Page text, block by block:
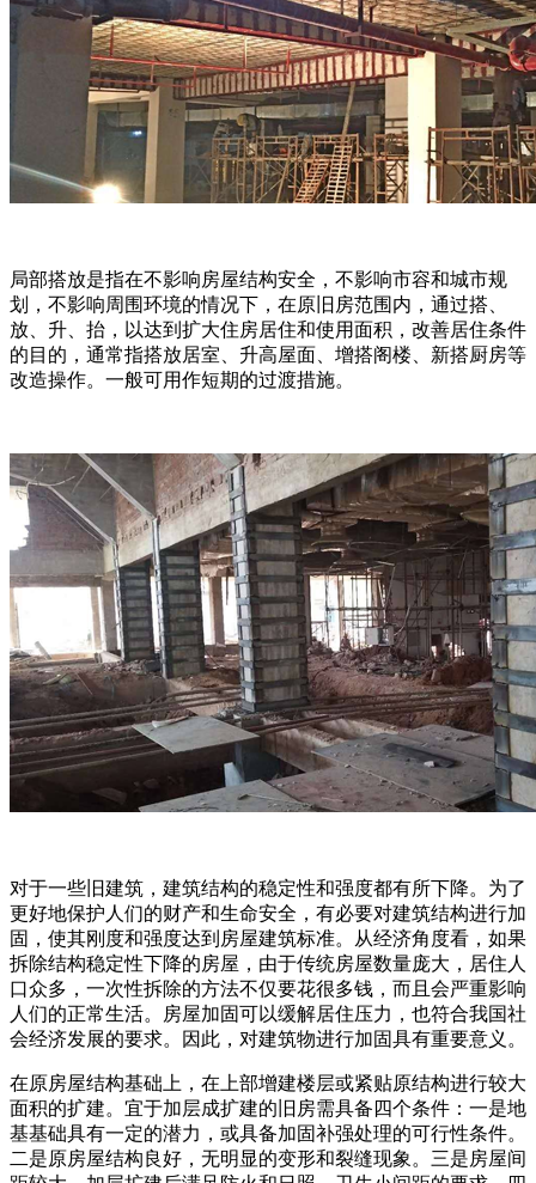
局部搭放是指在不影响房屋结构安全，不影响市容和城市规
划，不影响周围环境的情况下，在原旧房范围内，通过搭、
放、升、抬，以达到扩大住房居住和使用面积，改善居住条件
的目的，通常指搭放居室、升高屋面、增搭阁楼、新搭厨房等
改造操作。一般可用作短期的过渡措施。
对于一些旧建筑，建筑结构的稳定性和强度都有所下降。为了
更好地保护人们的财产和生命安全，有必要对建筑结构进行加
固，使其刚度和强度达到房屋建筑标准。从经济角度看，如果
拆除结构稳定性下降的房屋，由于传统房屋数量庞大，居住人
口众多，一次性拆除的方法不仅要花很多钱，而且会严重影响
人们的正常生活。房屋加固可以缓解居住压力，也符合我国社
会经济发展的要求。因此，对建筑物进行加固具有重要意义。
在原房屋结构基础上，在上部增建楼层或紧贴原结构进行较大
面积的扩建。宜于加层成扩建的旧房需具备四个条件：一是地
基基础具有一定的潜力，或具备加固补强处理的可行性条件。
二是原房屋结构良好，无明显的变形和裂缝现象。三是房屋间